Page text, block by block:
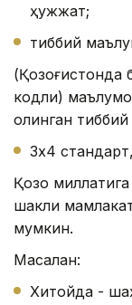
ҳужжат;
тиббий
(Қозоғистонда
кодли)
олинган
3х4
Қозоқ
шакли
мумкин.
Масалан:
Хитойда -